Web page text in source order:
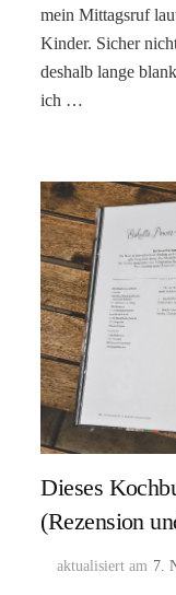
mein Mittagsruf
Kinder. Sicher
deshalb lange
ich …
Dieses
(Rezension
aktualisiert am 7.